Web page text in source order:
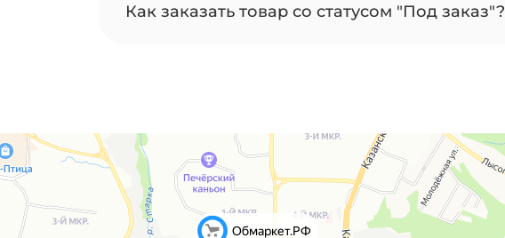
Как заказать товар со статусом "Под заказ"?